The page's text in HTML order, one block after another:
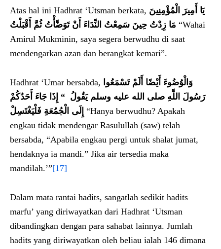
Atas hal ini Hadhrat ‘Utsman berkata, يَا أَمِيرَ الْمُؤْمِنِينَ
مَا زِدْتُ حِينَ سَمِعْتُ النِّدَاءَ أَنْ تَوَضَّأْتُ ثُمَّ أَقْبَلْتُ “Wahai
Amirul Mukminin, saya segera berwudhu di saat
mendengarkan azan dan berangkat kemari”.
Hadhrat ‘Umar bersabda, وَالْوُضُوءَ أَيْضًا أَلَمْ تَسْمَعُوا
رَسُولَ اللَّهِ صلى الله عليه وسلم يَقُولُ ‏ “‏ إِذَا جَاءَ أَحَدُكُمْ
إِلَى الْجُمُعَةِ فَلْيَغْتَسِلْ “Hanya berwudhu? Apakah
engkau tidak mendengar Rasulullah (saw) telah
bersabda, “Apabila engkau pergi untuk shalat jumat,
hendaknya ia mandi.” Jika air tersedia maka
mandilah.’”[17]
Dalam mata rantai hadits, sangatlah sedikit hadits
marfu’ yang diriwayatkan dari Hadhrat ‘Utsman
dibandingkan dengan para sahabat lainnya. Jumlah
hadits yang diriwayatkan oleh beliau ialah 146 dimana